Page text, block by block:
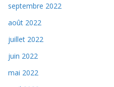
septembre 2022
août 2022
juillet 2022
juin 2022
mai 2022